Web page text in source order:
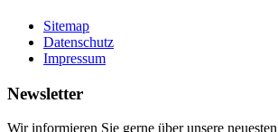
Sitemap
Datenschutz
Impressum
Newsletter
Wir informieren Sie gerne über unsere